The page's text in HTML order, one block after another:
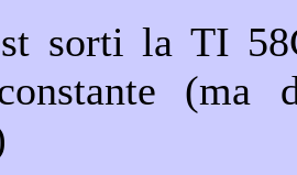
sorti la TI
(ma